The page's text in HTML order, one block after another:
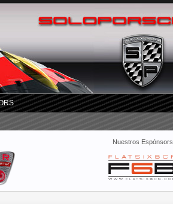
Nuestros Espónsors